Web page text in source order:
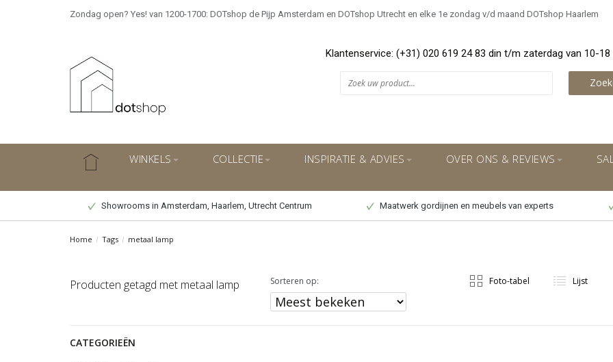
Zondag open? Yes! van 1200-1700: DOTshop de Pijp Amsterdam en DOTshop Utrecht en elke 1e zondag v/d maand DOTshop Haarlem
Klantenservice: (+31) 020 619 24 83 din t/m zaterdag van 10-18
WINKELS COLLECTIE INSPIRATIE & ADVIES OVER ONS & REVIEWS
Showrooms in Amsterdam, Haarlem, Utrecht Centrum Maatwerk gordijnen en meubels van experts
Home / Tags / metaal lamp
Producten getagd met metaal lamp Sorteren op: Foto-tabel Lijst
CATEGORIEËN